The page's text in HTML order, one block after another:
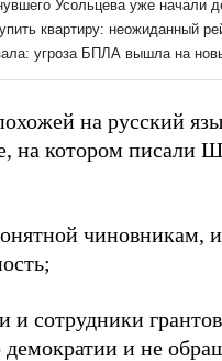
на русский
на котором писали
чиновникам,
и сотрудники
и не